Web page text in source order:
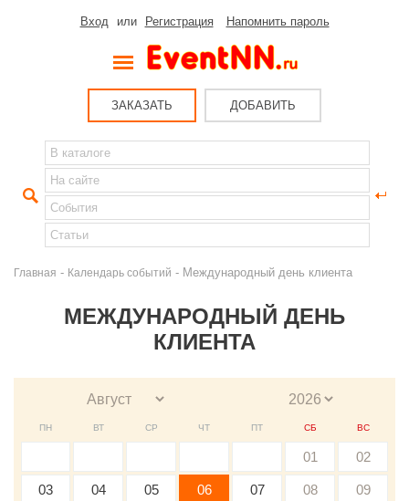
Вход или Регистрация Напомнить пароль
ЗАКАЗАТЬ ДОБАВИТЬ
Главная - Календарь событий - Международный день клиента
МЕЖДУНАРОДНЫЙ ДЕНЬ
КЛИЕНТА
ПН ВТ СР ЧТ ПТ СБ ВС
01 02
03 04 05 06 07 08 09